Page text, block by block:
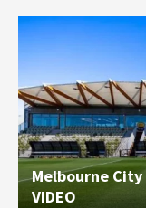
Melbourne
VIDEO